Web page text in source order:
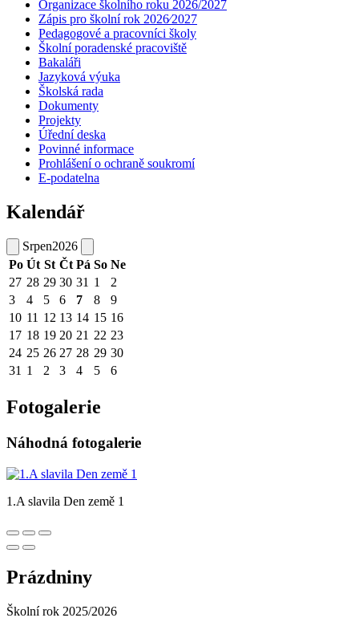
Organizace školního roku 2026/2027
Zápis pro školní rok 2026⁄2027
Pedagogové a pracovníci školy
Školní poradenské pracoviště
Bakaláři
Jazyková výuka
Školská rada
Dokumenty
Projekty
Úřední deska
Povinné informace
Prohlášení o ochraně soukromí
E-podatelna
Kalendář
Srpen2026
Po Út St Čt Pá So Ne
27 28 29 30 31 1
2
3
4 5 6 7 8
9
10 11 12 13 14 15 16
17 18 19 20 21 22 23
24 25 26 27 28 29 30
31 1 2 3 4 5 6
Fotogalerie
Náhodná fotogalerie
1.A slavila Den země 1
Prázdniny
Školní rok 2025/2026